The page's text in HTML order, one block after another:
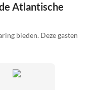
Atlantische
bieden. Deze gasten